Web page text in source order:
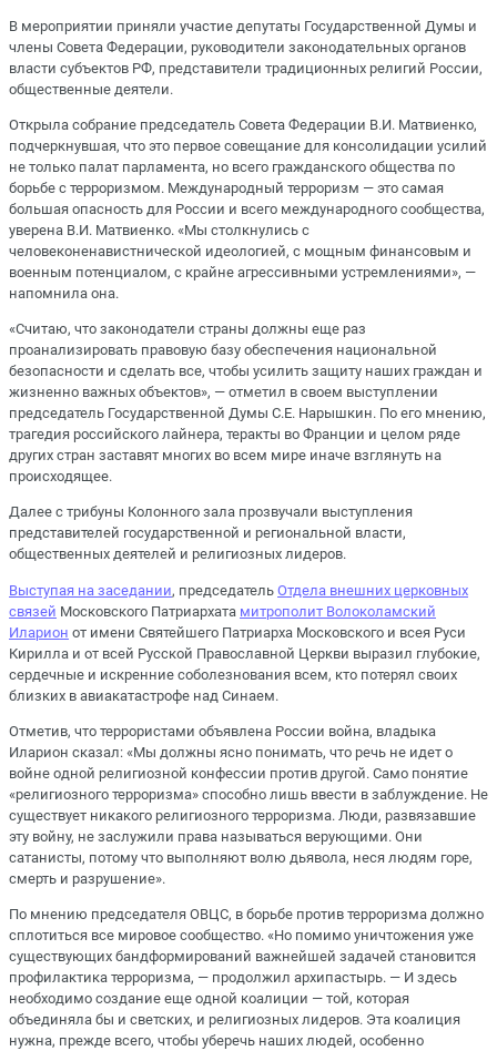
В мероприятии приняли участие депутаты Государственной Думы и
члены Совета Федерации, руководители законодательных органов
власти субъектов РФ, представители традиционных религий России,
общественные деятели.
Открыла собрание председатель Совета Федерации В.И. Матвиенко,
подчеркнувшая, что это первое совещание для консолидации усилий
не только палат парламента, но всего гражданского общества по
борьбе с терроризмом. Международный терроризм — это самая
большая опасность для России и всего международного сообщества,
уверена В.И. Матвиенко. «Мы столкнулись с
человеконенавистнической идеологией, с мощным финансовым и
военным потенциалом, с крайне агрессивными устремлениями», —
напомнила она.
«Считаю, что законодатели страны должны еще раз
проанализировать правовую базу обеспечения национальной
безопасности и сделать все, чтобы усилить защиту наших граждан и
жизненно важных объектов», — отметил в своем выступлении
председатель Государственной Думы С.Е. Нарышкин. По его мнению,
трагедия российского лайнера, теракты во Франции и целом ряде
других стран заставят многих во всем мире иначе взглянуть на
происходящее.
Далее с трибуны Колонного зала прозвучали выступления
представителей государственной и региональной власти,
общественных деятелей и религиозных лидеров.
Выступая на заседании, председатель Отдела внешних церковных
связей Московского Патриархата митрополит Волоколамский
Иларион от имени Святейшего Патриарха Московского и всея Руси
Кирилла и от всей Русской Православной Церкви выразил глубокие,
сердечные и искренние соболезнования всем, кто потерял своих
близких в авиакатастрофе над Синаем.
Отметив, что террористами объявлена России война, владыка
Иларион сказал: «Мы должны ясно понимать, что речь не идет о
войне одной религиозной конфессии против другой. Само понятие
«религиозного терроризма» способно лишь ввести в заблуждение. Не
существует никакого религиозного терроризма. Люди, развязавшие
эту войну, не заслужили права называться верующими. Они
сатанисты, потому что выполняют волю дьявола, неся людям горе,
смерть и разрушение».
По мнению председателя ОВЦС, в борьбе против терроризма должно
сплотиться все мировое сообщество. «Но помимо уничтожения уже
существующих бандформирований важнейшей задачей становится
профилактика терроризма, — продолжил архипастырь. — И здесь
необходимо создание еще одной коалиции — той, которая
объединяла бы и светских, и религиозных лидеров. Эта коалиция
нужна, прежде всего, чтобы уберечь наших людей, особенно